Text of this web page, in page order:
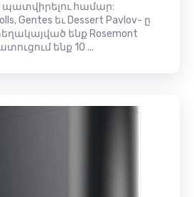
համար:
Gentes եւ Dessert Pavlov- ը
ենք Rosemont
ենք 10 ...